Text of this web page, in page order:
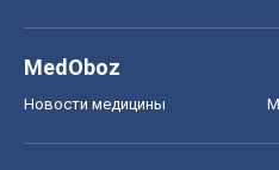
MedOboz
Новости медицины